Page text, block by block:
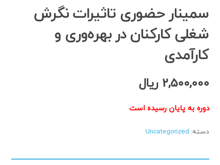
سمینار حضوری تاثیرات نگرش
شغلی کارکنان در بهره‌وری و
کارآمدی
2,500,000 ریال
دوره به پایان رسیده است
دسته: Uncategorized